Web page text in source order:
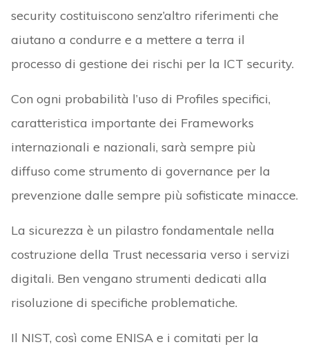
security costituiscono senz’altro riferimenti che
aiutano a condurre e a mettere a terra il
processo di gestione dei rischi per la ICT security.
Con ogni probabilità l’uso di Profiles specifici,
caratteristica importante dei Frameworks
internazionali e nazionali, sarà sempre più
diffuso come strumento di governance per la
prevenzione dalle sempre più sofisticate minacce.
La sicurezza è un pilastro fondamentale nella
costruzione della Trust necessaria verso i servizi
digitali. Ben vengano strumenti dedicati alla
risoluzione di specifiche problematiche.
Il NIST, così come ENISA e i comitati per la